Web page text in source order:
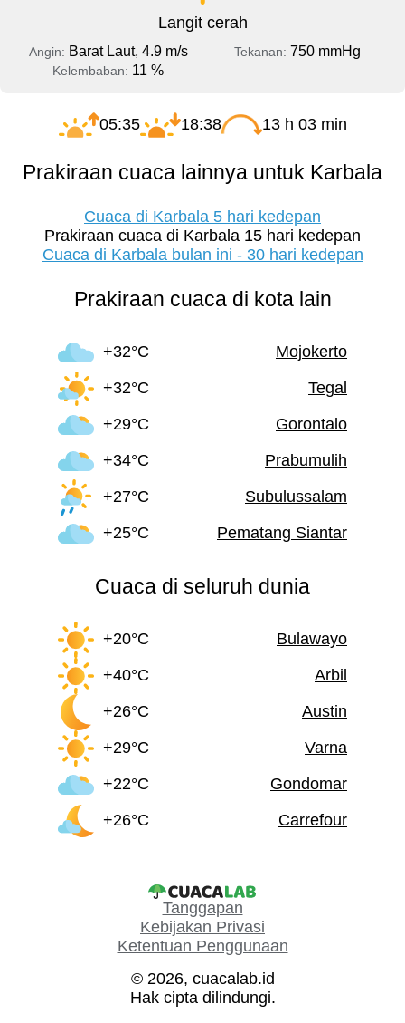
Langit cerah
Angin: Barat Laut, 4.9 m/s Tekanan: 750 mmHg
Kelembaban: 11 %
05:35 18:38 13 h 03 min
Prakiraan cuaca lainnya untuk Karbala
Cuaca di Karbala 5 hari kedepan
Prakiraan cuaca di Karbala 15 hari kedepan
Cuaca di Karbala bulan ini - 30 hari kedepan
Prakiraan cuaca di kota lain
+32°C
Mojokerto
+32°C
Tegal
+29°C
Gorontalo
+34°C
Prabumulih
+27°C
Subulussalam
+25°C
Pematang Siantar
Cuaca di seluruh dunia
+20°C
Bulawayo
+40°C
Arbil
+26°C
Austin
+29°C
Varna
+22°C
Gondomar
+26°C
Carrefour
Tanggapan
Kebijakan Privasi
Ketentuan Penggunaan
© 2026, cuacalab.id
Hak cipta dilindungi.